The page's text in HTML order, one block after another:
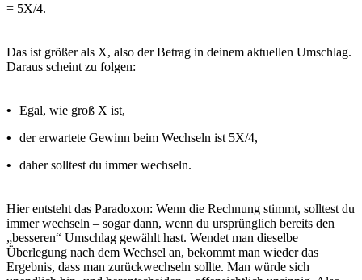
= 5X/4.
Das ist größer als X, also der Betrag in deinem aktuellen Umschlag.
Daraus scheint zu folgen:
•
Egal, wie groß X ist,
•
der erwartete Gewinn beim Wechseln ist 5X/4,
•
daher solltest du immer wechseln.
Hier entsteht das Paradoxon: Wenn die Rechnung stimmt, solltest du
immer wechseln – sogar dann, wenn du ursprünglich bereits den
„besseren“ Umschlag gewählt hast. Wendet man dieselbe
Überlegung nach dem Wechsel an, bekommt man wieder das
Ergebnis, dass man zurückwechseln sollte. Man würde sich